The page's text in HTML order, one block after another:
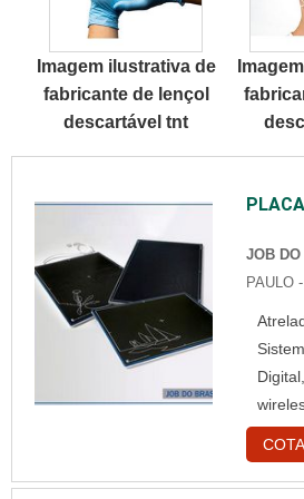
...
com
com
para
um...
Imagem ilustrativa de
fabricante de lençol
descartável tnt
JOB
PAULO
uma